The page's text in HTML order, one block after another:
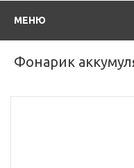
МЕНЮ
Фонарик